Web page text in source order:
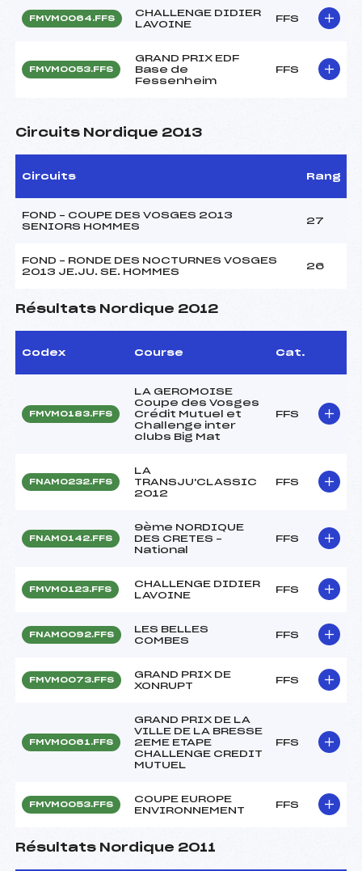
FMVM0064.FFS
CHALLENGE DIDIER
LAVOINE
FFS
FMVM0053.FFS
GRAND PRIX EDF
Base de
Fessenheim
FFS
Circuits Nordique 2013
Circuits Rang
FOND – COUPE DES VOSGES 2013
SENIORS HOMMES
27
FOND – RONDE DES NOCTURNES VOSGES
2013 JE.JU. SE. HOMMES
26
Résultats Nordique 2012
Codex Course Cat.
FMVM0183.FFS
LA GEROMOISE
Coupe des Vosges
Crédit Mutuel et
Challenge inter
clubs Big Mat
FFS
FNAM0232.FFS
LA
TRANSJU'CLASSIC
2012
FFS
FNAM0142.FFS
9ème NORDIQUE
DES CRETES –
National
FFS
FMVM0123.FFS
CHALLENGE DIDIER
LAVOINE
FFS
FNAM0092.FFS
LES BELLES
COMBES
FFS
FMVM0073.FFS
GRAND PRIX DE
XONRUPT
FFS
FMVM0061.FFS
GRAND PRIX DE LA
VILLE DE LA BRESSE
2EME ETAPE
CHALLENGE CREDIT
MUTUEL
FFS
FMVM0053.FFS
COUPE EUROPE
ENVIRONNEMENT
FFS
Résultats Nordique 2011